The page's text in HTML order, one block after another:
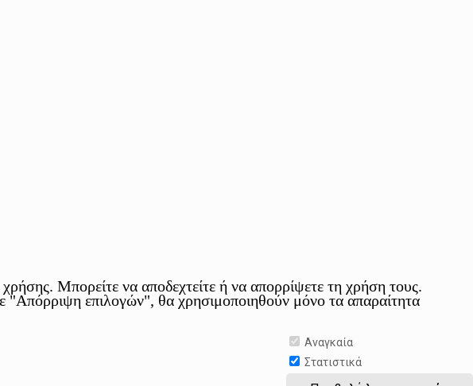
Μπορείτε να αποδεχτείτε ή να απορρίψετε τη χρήση τους.
επιλογών", θα χρησιμοποιηθούν μόνο τα απαραίτητα
Αναγκαία
Στατιστικά